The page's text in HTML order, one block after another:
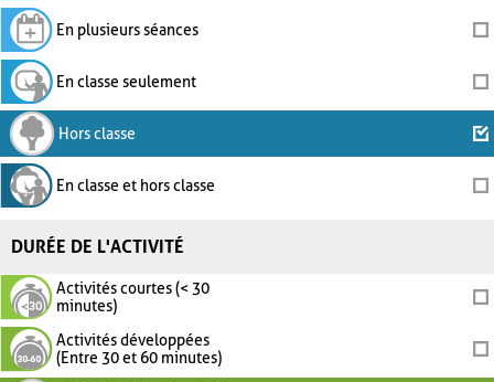
En plusieurs séances
En classe seulement
Hors classe
En classe et hors classe
DURÉE DE L'ACTIVITÉ
Activités courtes (< 30
minutes)
Activités développées
(Entre 30 et 60 minutes)